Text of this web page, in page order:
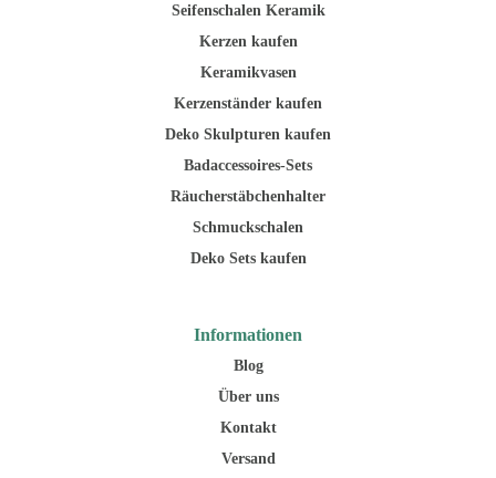
Seifenschalen Keramik
Kerzen kaufen
Keramikvasen
Kerzenständer kaufen
Deko Skulpturen kaufen
Badaccessoires-Sets
Räucherstäbchenhalter
Schmuckschalen
Deko Sets kaufen
Informationen
Blog
Über uns
Kontakt
Versand